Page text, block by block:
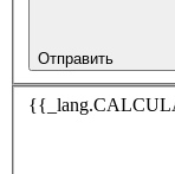
Отправить